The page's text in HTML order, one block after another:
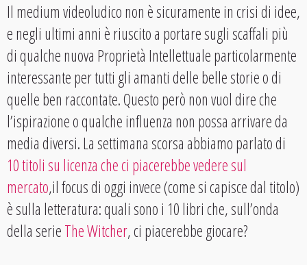
Il medium videoludico non è sicuramente in crisi di idee,
e negli ultimi anni è riuscito a portare sugli scaffali più
di qualche nuova Proprietà Intellettuale particolarmente
interessante per tutti gli amanti delle belle storie o di
quelle ben raccontate. Questo però non vuol dire che
l’ispirazione o qualche influenza non possa arrivare da
media diversi. La settimana scorsa abbiamo parlato di
10 titoli su licenza che ci piacerebbe vedere sul
mercato,il focus di oggi invece (come si capisce dal titolo)
è sulla letteratura: quali sono i 10 libri che, sull’onda
della serieThe Witcher, ci piacerebbe giocare?